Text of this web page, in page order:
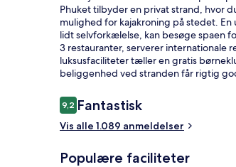
Mandatory
Shared
Speedboat
from
Ao
Po,
Phuket
Phuket tilbyder en privat strand, hvor
mulighed for kajakroning på stedet.
lidt selvforkælelse, kan besøge spaen
3 restauranter, serverer internationale
luksusfaciliteter tæller en gratis
beliggenhed ved stranden får rigtig
Anmeldelser
9,29,2 ud af 10.
Fantastisk
Vis alle 1.089 anmeldelser
Populære faciliteter